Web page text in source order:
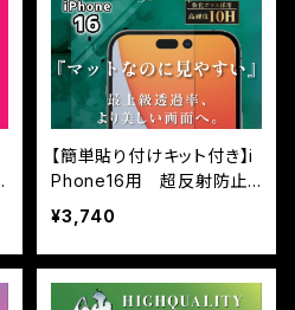
【簡単貼り付けキット付き】i
Phone16用 超反射防止
（AR+AG） 超マット（反射
防止+マット加工） 保証付
きガラスフィルム『鎧』全面
フルカバー
¥3,740